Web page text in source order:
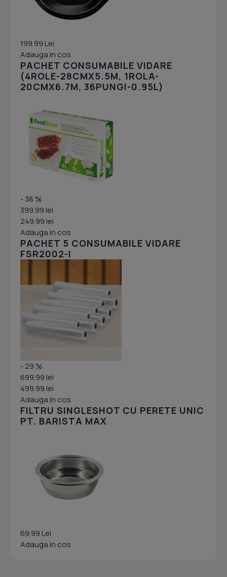
199.99 Lei
Adauga in cos
PACHET CONSUMABILE VIDARE
(4ROLE-28CMX5.5M, 1ROLA-
20CMX6.7M, 36PUNGI-0.95L)
- 38 %
399.99 lei
249.99 lei
Adauga in cos
PACHET 5 CONSUMABILE VIDARE
FSR2002-I
- 29 %
699.99 lei
499.99 lei
Adauga in cos
FILTRU SINGLESHOT CU PERETE UNIC
PT. BARISTA MAX
69.99 Lei
Adauga in cos